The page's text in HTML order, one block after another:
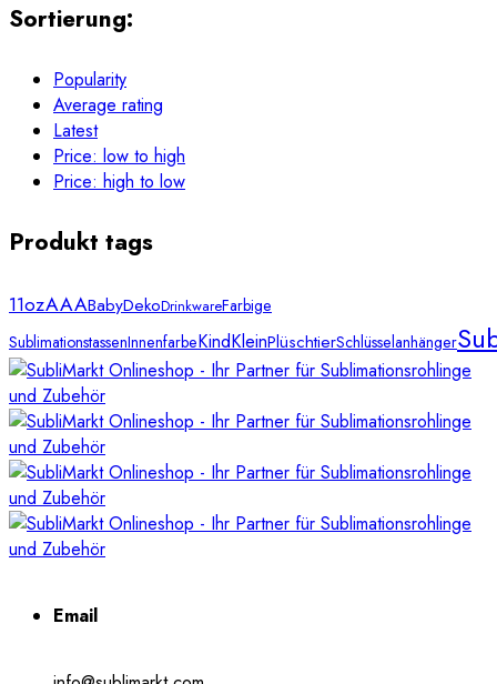
Sortierung:
Popularity
Average rating
Latest
Price: low to high
Price: high to low
Produkt tags
11ozAAABabyDekoDrinkwareFarbige
SublimationstassenInnenfarbeKindKleinPlüschtierSchlüsselanhänger
Email